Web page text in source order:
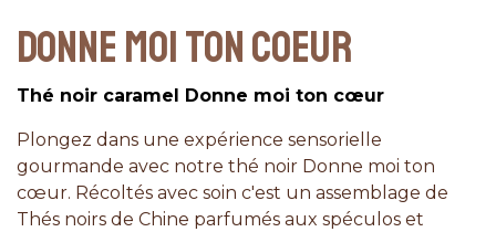
DONNE MOI TON COEUR
Thé noir caramel Donne moi ton cœur
Plongez dans une expérience sensorielle
gourmande avec notre thé noir Donne moi ton
cœur. Récoltés avec soin c'est un assemblage de
Thés noirs de Chine parfumés aux spéculos et